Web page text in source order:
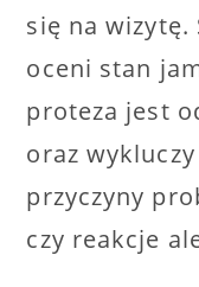
się na wizytę.
oceni stan
proteza jest
oraz
przyczyny
czy reakcje